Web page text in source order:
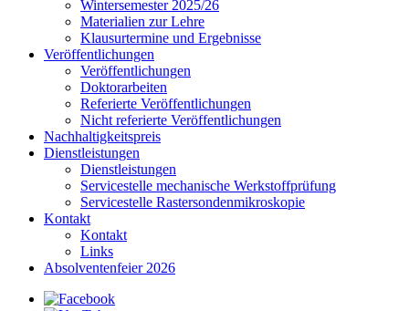
Wintersemester 2025/26
Materialien zur Lehre
Klausurtermine und Ergebnisse
Veröffentlichungen
Veröffentlichungen
Doktorarbeiten
Referierte Veröffentlichungen
Nicht referierte Veröffentlichungen
Nachhaltigkeitspreis
Dienstleistungen
Dienstleistungen
Servicestelle mechanische Werkstoffprüfung
Servicestelle Rastersondenmikroskopie
Kontakt
Kontakt
Links
Absolventenfeier 2026